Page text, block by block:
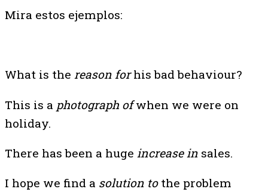
Mira estos ejemplos:
What is the reason forhis bad behaviour?
This is a photograph ofwhen we were on
holiday.
There has been a huge increase in sales.
I hope we find a solution to the problem